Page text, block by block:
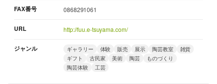
FAX番号 0868291061
URL http://fuu.e-tsuyama.com/
ジャンル ギャラリー 体験 販売 展示 陶芸教室
雑貨
ギフト
古民家 美術 陶芸
ものづくり
陶芸体験
工芸